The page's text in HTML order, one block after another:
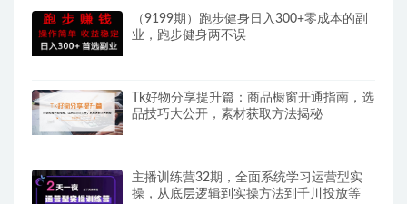
（9199期）跑步健身日入300+零成本的副
业，跑步健身两不误
Tk好物分享提升篇：商品橱窗开通指南，选
品技巧大公开，素材获取方法揭秘
主播训练营32期，全面系统学习运营型实
操，从底层逻辑到实操方法到千川投放等